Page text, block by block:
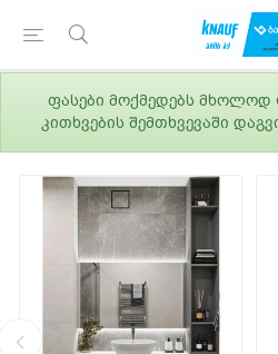
ფასები მოქმედებს მხოლოდ
კითხვების შემთხვევაში